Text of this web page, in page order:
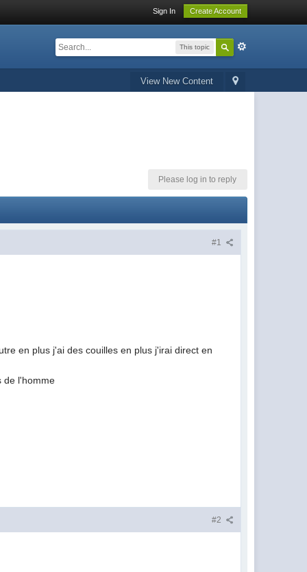
Sign In Create Account
This topic
View New Content
Please log in to reply
#1
en plus j'ai des couilles en plus j'irai direct en
de l'homme
#2